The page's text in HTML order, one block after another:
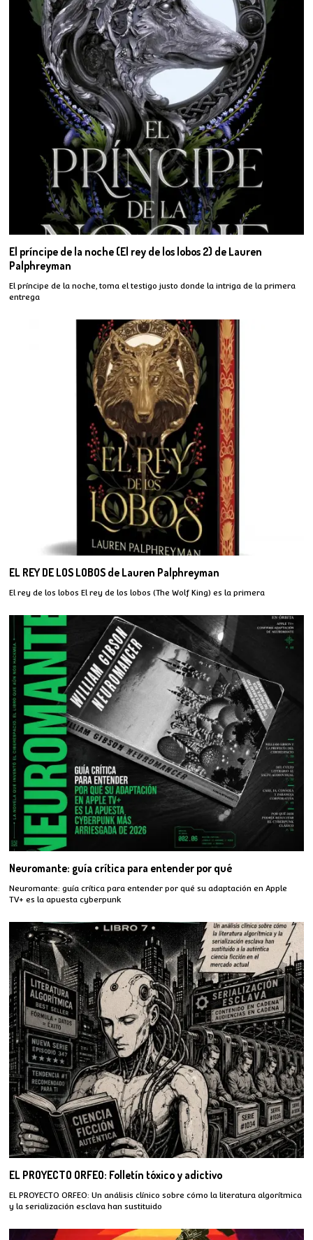
El príncipe de la noche (El rey de los lobos 2) de Lauren
Palphreyman
El príncipe de la noche, toma el testigo justo donde la intriga de la primera
entrega
EL REY DE LOS LOBOS de Lauren Palphreyman
El rey de los lobos El rey de los lobos (The Wolf King) es la primera
Neuromante: guía crítica para entender por qué
Neuromante: guía crítica para entender por qué su adaptación en Apple
TV+ es la apuesta cyberpunk
EL PROYECTO ORFEO: Folletín tóxico y adictivo
EL PROYECTO ORFEO: Un análisis clínico sobre cómo la literatura algorítmica
y la serialización esclava han sustituido